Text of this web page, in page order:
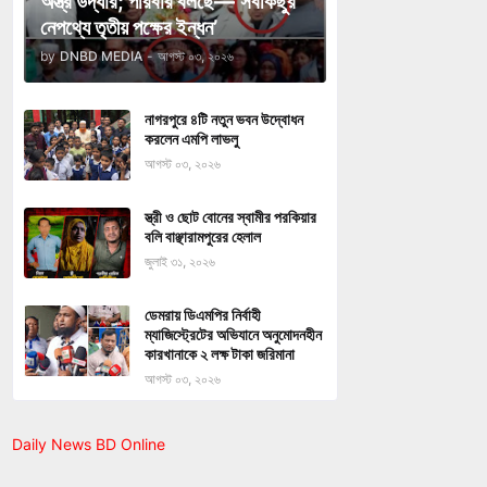
নেপথ্যে তৃতীয় পক্ষের ইন্ধন’
by DNBD MEDIA - আগস্ট ০৩, ২০২৬
নাগরপুরে ৪টি নতুন ভবন উদ্বোধন
করলেন এমপি লাভলু
আগস্ট ০৩, ২০২৬
স্ত্রী ও ছোট বোনের স্বামীর পরকিয়ার
বলি বাঞ্ছারামপুরের হেলাল
জুলাই ৩১, ২০২৬
ডেমরায় ডিএমপির নির্বাহী
ম্যাজিস্ট্রেটের অভিযানে অনুমোদনহীন
কারখানাকে ২ লক্ষ টাকা জরিমানা
আগস্ট ০৩, ২০২৬
Daily News BD Online